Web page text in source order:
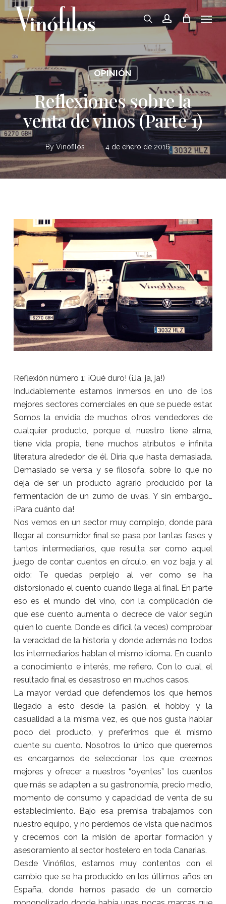
Skip
to
searchaccount
Menu
OPINIÓN
Reflexiones sobre la
venta de vinos (Parte 1)
By Vinófilos 4 de enero de 2016
Reflexión número 1: ¡Qué duro! (¡Ja, ja, ja!)
Indudablemente estamos inmersos en uno de los
mejores sectores comerciales en que se puede estar.
Somos la envidia de muchos otros vendedores de
cualquier producto, porque el nuestro tiene alma,
tiene vida propia, tiene muchos atributos e infinita
literatura alrededor de él. Diría que hasta demasiada.
Demasiado se versa y se filosofa, sobre lo que no
deja de ser un producto agrario producido por la
fermentación de un zumo de uvas. Y sin embargo…
¡Para cuánto da!
Nos vemos en un sector muy complejo, donde para
llegar al consumidor final se pasa por tantas fases y
tantos intermediarios, que resulta ser como aquel
juego de contar cuentos en círculo, en voz baja y al
oído: Te quedas perplejo al ver como se ha
distorsionado el cuento cuando llega al final. En parte
eso es el mundo del vino, con la complicación de
que ese cuento aumenta o decrece de valor según
quien lo cuente. Donde es difícil (a veces) comprobar
la veracidad de la historia y donde además no todos
los intermediarios hablan el mismo idioma. En cuanto
a conocimiento e interés, me refiero. Con lo cual, el
resultado final es desastroso en muchos casos.
La mayor verdad que defendemos los que hemos
llegado a esto desde la pasión, el hobby y la
casualidad a la misma vez, es que nos gusta hablar
poco del producto, y preferimos que él mismo
cuente su cuento. Nosotros lo único que queremos
es encargarnos de seleccionar los que creemos
mejores y ofrecer a nuestros “oyentes” los cuentos
que más se adapten a su gastronomía, precio medio,
momento de consumo y capacidad de venta de su
establecimiento. Bajo esa premisa trabajamos con
nuestro equipo, y no perdemos de vista que nacimos
y crecemos con la misión de aportar formación y
asesoramiento al sector hostelero en toda Canarias.
Desde Vinófilos, estamos muy contentos con el
cambio que se ha producido en los últimos años en
España, donde hemos pasado de un comercio